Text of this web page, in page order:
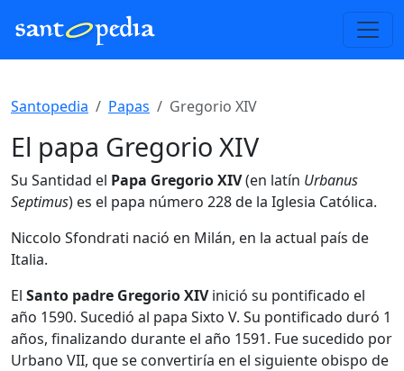
Santopedia Papas Gregorio XIV
El papa Gregorio XIV
Su Santidad el Papa Gregorio XIV(en latín Urbanus
Septimus) es el papa número 228 de la Iglesia Católica.
Niccolo Sfondrati nació en Milán, en la actual país de
Italia.
El Santo padre Gregorio XIVinició su pontificado el
año 1590. Sucedió al papa Sixto V. Su pontificado duró 1
años, finalizando durante el año 1591. Fue sucedido por
Urbano VII, que se convertiría en el siguiente obispo de